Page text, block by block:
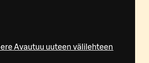
Avautuu uuteen välilehteen